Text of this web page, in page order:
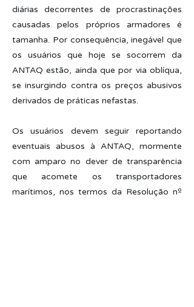
diárias decorrentes de procrastinações
causadas pelos próprios armadores é
tamanha. Por consequência, inegável que
os usuários que hoje se socorrem da
ANTAQ estão, ainda que por via oblíqua,
se insurgindo contra os preços abusivos
derivados de práticas nefastas.
Os usuários devem seguir reportando
eventuais abusos à ANTAQ, mormente
com amparo no dever de transparência
que acomete os transportadores
marítimos, nos termos da Resolução nº